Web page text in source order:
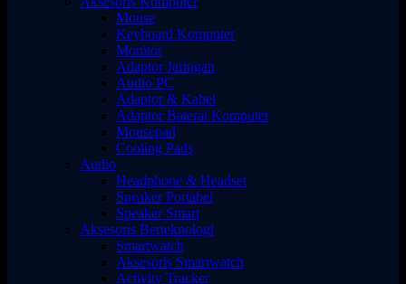
Mouse
Keyboard Komputer
Monitor
Adaptor Jaringan
Audio PC
Adaptor & Kabel
Adaptor Baterai Komputer
Mousepad
Cooling Pads
Audio
Headphone & Headset
Speaker Portabel
Speaker Smart
Aksesoris Berteknologi
Smartwatch
Aksesoris Smartwatch
Activity Tracker